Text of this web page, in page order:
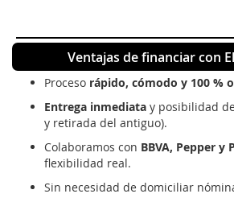
Ventajas de financiar con
Proceso rápido, cómodo y 100 %
Entrega inmediata y posibilidad
y retirada del antiguo).
Colaboramos con BBVA, Pepper y
flexibilidad real.
Sin necesidad de domiciliar